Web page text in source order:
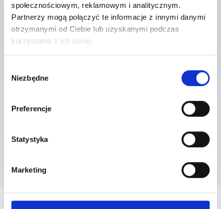
społecznościowym, reklamowym i analitycznym.
Partnerzy mogą połączyć te informacje z innymi danymi
otrzymanymi od Ciebie lub uzyskanymi podczas
korzystania z ich usług.
zgody
Niezbędne
Preferencje
Statystyka
Marketing
Lista placówek w
których usługa jest
dostępna
gen. Józefa Bema 5-6 , 59-300 Lubin
ul. A. Mickiewicza 39 , 05-500 Piaseczno